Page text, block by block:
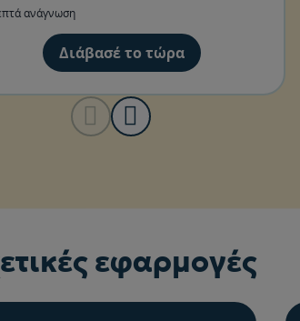
ανάγνωση
Διάβασέ το τώρα
εφαρμογές